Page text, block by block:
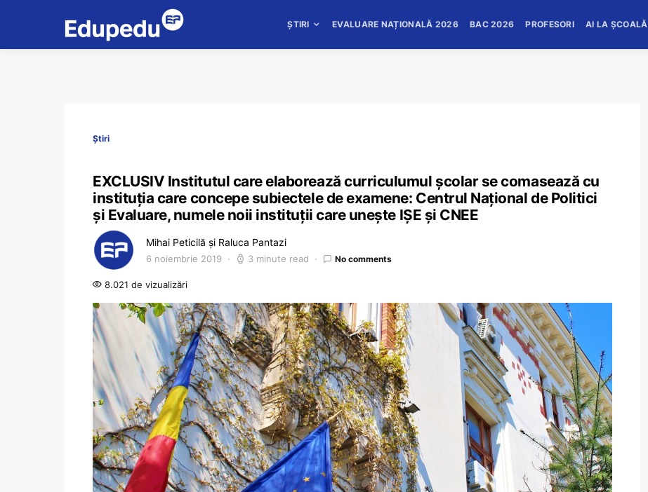
ȘTIRI EVALUARE NAȚIONALĂ 2026 BAC 2026 PROFESORI AI LA ȘCOALĂ
Știri
EXCLUSIV Institutul care elaborează curriculumul școlar se comasează cu
instituția care concepe subiectele de examene: Centrul Național de Politici
și Evaluare, numele noii instituții care unește IȘE și CNEE
Mihai Peticilă și Raluca Pantazi
6 noiembrie 2019 3 minute read No comments
8.021 de vizualizări